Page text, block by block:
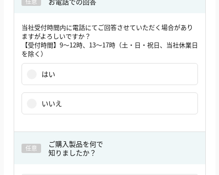
当社受付時間内に電話にてご回答させていただく場合があり
ますがよろしいですか？
【受付時間】9～12時、13～17時（土・日・祝日、当社休業日
を除く）
はい
いいえ
任意
ご購入製品を何で
知りましたか？